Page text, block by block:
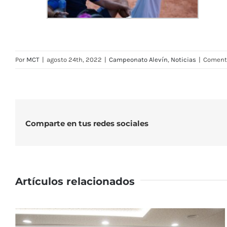
Por MCT | agosto 24th, 2022 | Campeonato Alevín, Noticias |
Comparte en tus redes sociales
Artículos relacionados